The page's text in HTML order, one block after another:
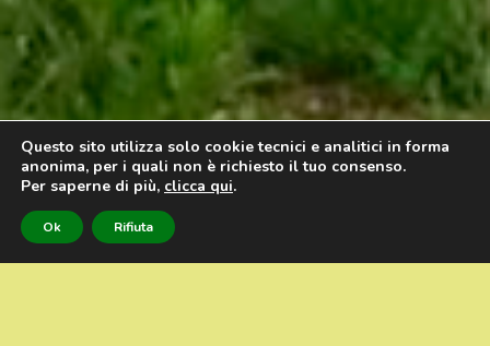
Questo sito utilizza solo cookie tecnici e analitici in forma
anonima, per i quali non è richiesto il tuo consenso.
Per saperne di più, clicca qui.
Ok Rifiuta